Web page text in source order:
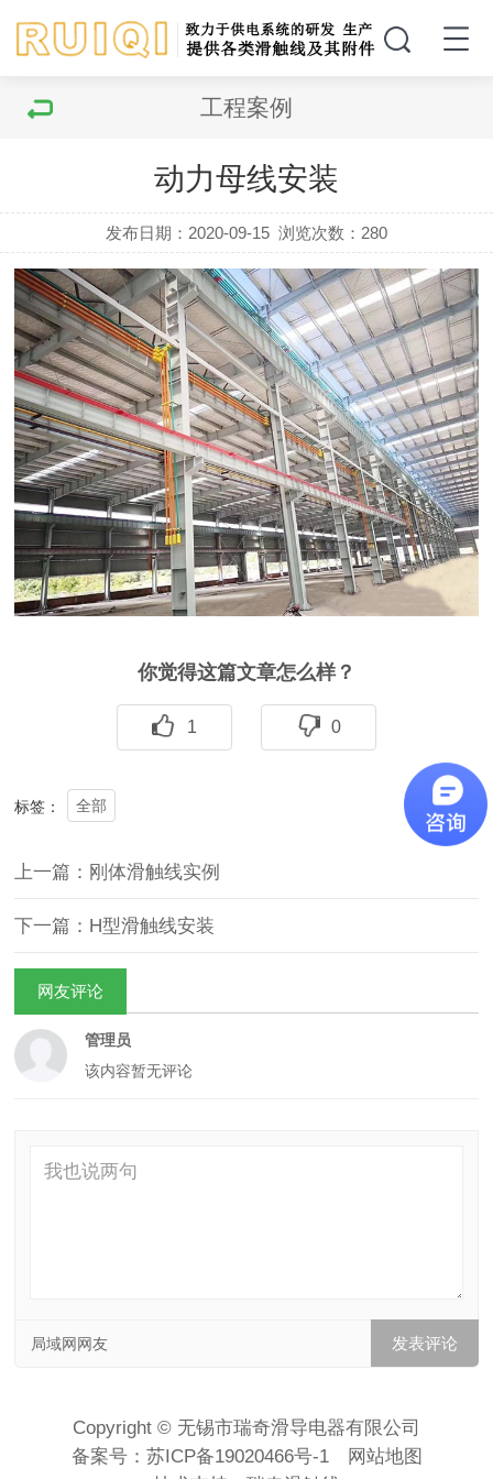
工程案例
动力母线安装
发布日期：2020-09-15 浏览次数： 280
你觉得这篇文章怎么样？
1 0
标签： 全部
上一篇：刚体滑触线实例
下一篇：H型滑触线安装
网友评论
管理员
该内容暂无评论
局域网网友
Copyright © 无锡市瑞奇滑导电器有限公司
备案号： 苏ICP备19020466号-1
网站地图